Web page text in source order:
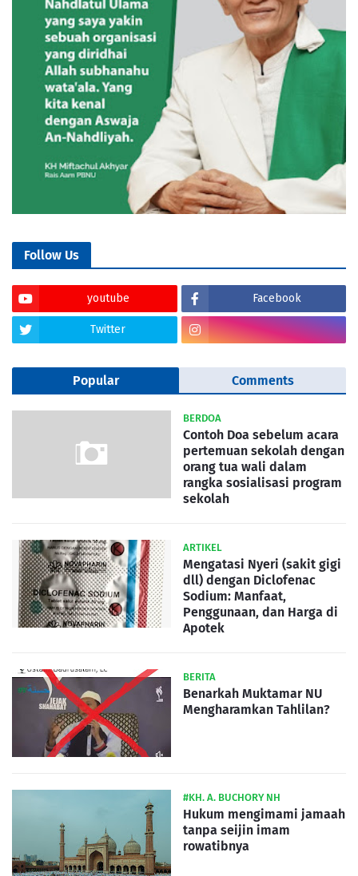
Follow Us
youtube Facebook
Twitter
Popular Comments
BERDOA
Contoh Doa sebelum acara
pertemuan sekolah dengan
orang tua wali dalam
rangka sosialisasi program
sekolah
ARTIKEL
Mengatasi Nyeri (sakit gigi
dll) dengan Diclofenac
Sodium: Manfaat,
Penggunaan, dan Harga di
Apotek
BERITA
Benarkah Muktamar NU
Mengharamkan Tahlilan?
#KH. A. BUCHORY NH
Hukum mengimami jamaah
tanpa seijin imam
rowatibnya